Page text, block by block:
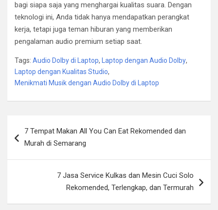
bagi siapa saja yang menghargai kualitas suara. Dengan
teknologi ini, Anda tidak hanya mendapatkan perangkat
kerja, tetapi juga teman hiburan yang memberikan
pengalaman audio premium setiap saat.
Tags: Audio Dolby di Laptop, Laptop dengan Audio Dolby,
Laptop dengan Kualitas Studio,
Menikmati Musik dengan Audio Dolby di Laptop
navigation
7 Tempat Makan All You Can Eat Rekomended dan
Murah di Semarang
7 Jasa Service Kulkas dan Mesin Cuci Solo
Rekomended, Terlengkap, dan Termurah